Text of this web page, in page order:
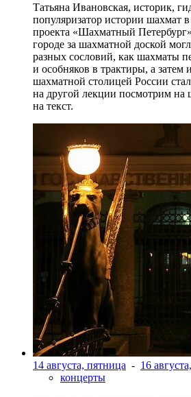
Татьяна Ивановская, историк,
популяризатор истории шахмат
проекта «Шахматный
городе за шахматной доской
разных сословий, как шахматы
и особняков в трактиры, а
шахматной столицей России
на другой лекции посмотрим
на текст.
14 августа, пятница - 16
концерты